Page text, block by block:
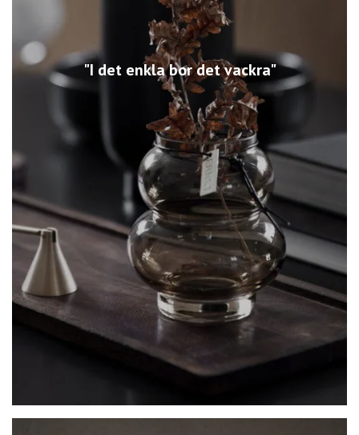
"I det enkla bor det vackra"